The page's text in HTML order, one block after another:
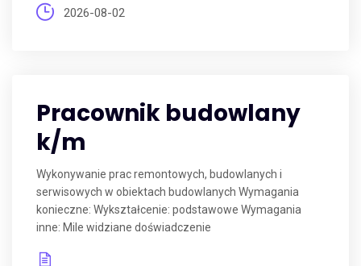
2026-08-02
Pracownik budowlany
k/m
Wykonywanie prac remontowych, budowlanych i
serwisowych w obiektach budowlanych Wymagania
konieczne: Wykształcenie: podstawowe Wymagania
inne: Mile widziane doświadczenie